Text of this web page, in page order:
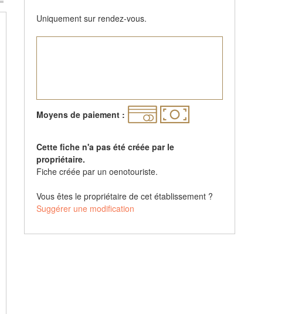
Uniquement sur rendez-vous.
Moyens de paiement :
Cette fiche n'a pas été créée par le
propriétaire.
Fiche créée par un oenotouriste.
Vous êtes le propriétaire de cet établissement ?
Suggérer une modification